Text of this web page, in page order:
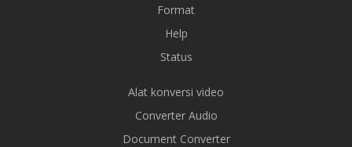
Format
Help
Status
Alat konversi video
Converter Audio
Document Converter